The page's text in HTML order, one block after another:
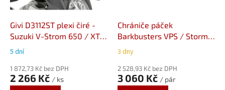
Givi D3112ST plexi čiré -
Suzuki V-Strom 650 / XT
(17-24)
5 dní
1 872,73 Kč bez DPH
2 266 Kč / ks
Chrániče páček
Barkbusters VPS / Storm
BHG-046-04-NP
dvoubodová montáž
Honda, Kawasaki, Suzuki
3 dny
2 528,93 Kč bez DPH
3 060 Kč / pár